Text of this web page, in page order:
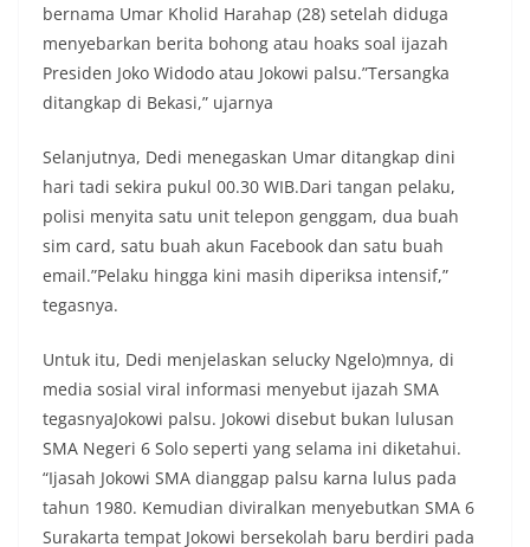
bernama Umar Kholid Harahap (28) setelah diduga
menyebarkan berita bohong atau hoaks soal ijazah
Presiden Joko Widodo atau Jokowi palsu.”Tersangka
ditangkap di Bekasi,” ujarnya
Selanjutnya, Dedi menegaskan Umar ditangkap dini
hari tadi sekira pukul 00.30 WIB.Dari tangan pelaku,
polisi menyita satu unit telepon genggam, dua buah
sim card, satu buah akun Facebook dan satu buah
email.”Pelaku hingga kini masih diperiksa intensif,”
tegasnya.
Untuk itu, Dedi menjelaskan selucky Ngelo)mnya, di
media sosial viral informasi menyebut ijazah SMA
tegasnyaJokowi palsu. Jokowi disebut bukan lulusan
SMA Negeri 6 Solo seperti yang selama ini diketahui.
“Ijasah Jokowi SMA dianggap palsu karna lulus pada
tahun 1980. Kemudian diviralkan menyebutkan SMA 6
Surakarta tempat Jokowi bersekolah baru berdiri pada